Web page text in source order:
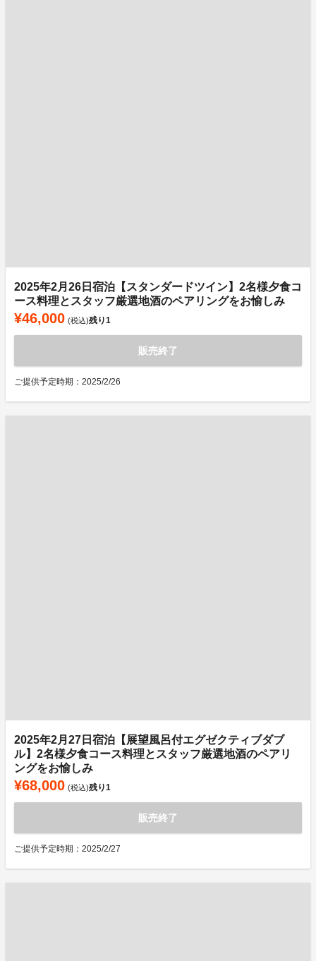
2025年2月26日宿泊【スタンダードツイン】2名様夕食コ
ース料理とスタッフ厳選地酒のペアリングをお愉しみ
¥46,000 (税込)残り1
販売終了
ご提供予定時期：2025/2/26
2025年2月27日宿泊【展望風呂付エグゼクティブダブ
ル】2名様夕食コース料理とスタッフ厳選地酒のペアリ
ングをお愉しみ
¥68,000 (税込)残り1
販売終了
ご提供予定時期：2025/2/27